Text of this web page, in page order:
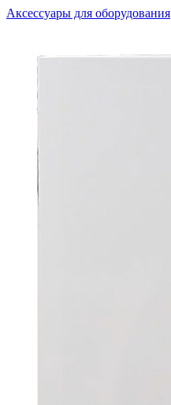
Аксессуары для оборудования